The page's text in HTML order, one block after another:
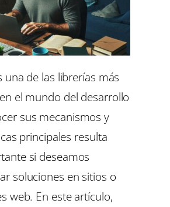
una de las librerías más
el mundo del desarrollo
sus mecanismos y
principales resulta
si deseamos
soluciones en sitios o
web. En este artículo,